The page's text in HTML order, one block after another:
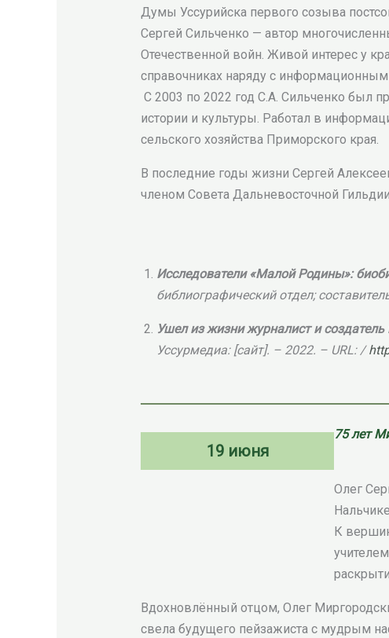
Думы Уссурийска первого созыва
Сергей Сильченко — автор
Отечественной войн. Живой интерес у
справочниках наряду с
С 2003 по 2022 год С.А. Сильченко был
истории и культуры. Работал в
сельского хозяйства Приморского края.
В последние годы жизни Сергей
членом Совета Дальневосточной
Исследователи «Малой Родины»:
библиографический отдел;
Ушел из жизни журналист и
Уссурмедиа: [сайт]. – 2022. – URL: /
19 июня
75 лет
Олег
К
Вдохновлённый отцом, Олег
свела будущего пейзажиста с мудрым